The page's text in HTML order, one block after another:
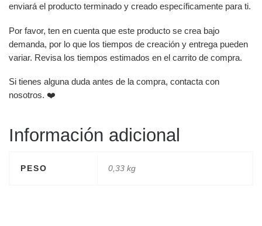
enviará el producto terminado y creado específicamente para ti.
Por favor, ten en cuenta que este producto se crea bajo
demanda, por lo que los tiempos de creación y entrega pueden
variar. Revisa los tiempos estimados en el carrito de compra.
Si tienes alguna duda antes de la compra, contacta con
nosotros. ❤️
Información adicional
PESO 0,33 kg